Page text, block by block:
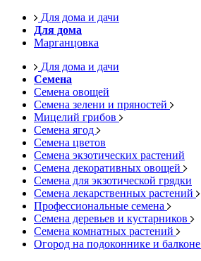
Для дома и дачи
Для дома
Марганцовка
Для дома и дачи
Семена
Семена овощей
Семена зелени и пряностей
Мицелий грибов
Семена ягод
Семена цветов
Семена экзотических растений
Семена декоративных овощей
Семена для экзотической грядки
Семена лекарственных растений
Профессиональные семена
Семена деревьев и кустарников
Семена комнатных растений
Огород на подоконнике и балконе